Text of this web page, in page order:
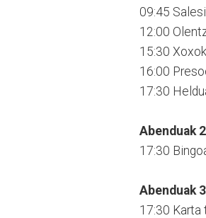
09:45
12:00
15:30
16:00
17:30
Abenduak
17:30
Abenduak
17:30 Karta